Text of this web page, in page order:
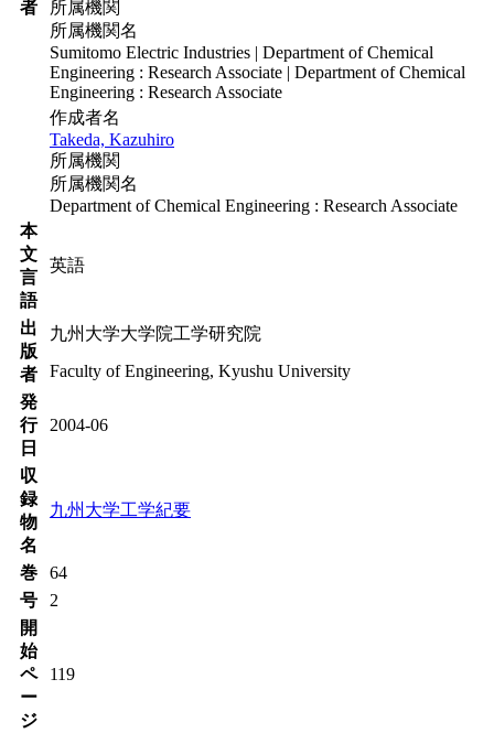
者
所属機関
所属機関名
Sumitomo Electric Industries | Department of Chemical
Engineering : Research Associate | Department of Chemical
Engineering : Research Associate
作成者名
Takeda, Kazuhiro
所属機関
所属機関名
Department of Chemical Engineering : Research Associate
本
文
言
語
英語
出
版
者
九州大学大学院工学研究院
Faculty of Engineering, Kyushu University
発
行
日
2004-06
収
録
物
名
九州大学工学紀要
巻
64
号
2
開
始
ペ
ー
ジ
119